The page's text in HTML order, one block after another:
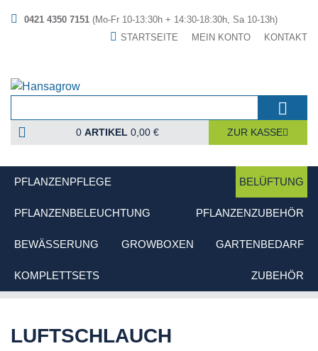
0421 4350 7151 (Mo-Fr 10-13:30h + 14:30-18:30h, Sa 10-13h)
STARTSEITE
MEIN KONTO KONTAKT
0 ARTIKEL 0,00 € ZUR KASSE
PFLANZENPFLEGE BELÜFTUNG
PFLANZENBELEUCHTUNG PFLANZENZUBEHÖR
BEWÄSSERUNG GROWBOXEN GARTENBEDARF
KOMPLETTSETS ZUBEHÖR
LUFTSCHLAUCH